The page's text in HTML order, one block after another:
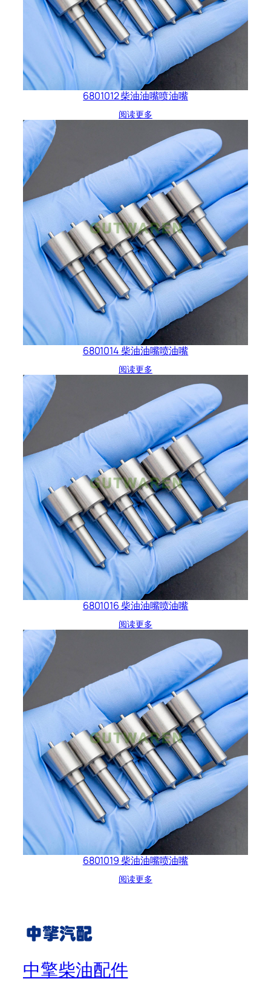
6801012 柴油油嘴喷油嘴
阅读更多
6801014 柴油油嘴喷油嘴
阅读更多
6801016 柴油油嘴喷油嘴
阅读更多
6801019 柴油油嘴喷油嘴
阅读更多
中擎柴油配件